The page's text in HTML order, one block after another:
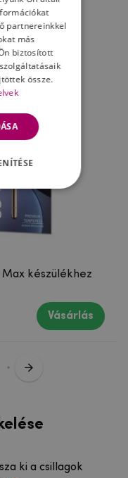
el
Max készülékhez
Vásárlás
ki a csillagok
partnereinkkel
más
biztosított
össze.